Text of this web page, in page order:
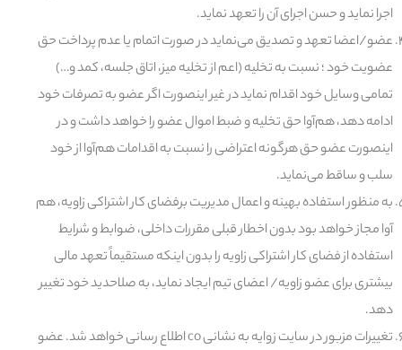
اجرا نماید و حسن اجرای آن را تعهد نماید.
عضو/اعضا تعهد و تصدیق می‌نماید در صورت اتمام یا عدم پرداخت حق
عضویت خود ؛ نسبت به تخلیه (اعم از تخلیه میز، اتاق جلسه، کمد و…)
تمامی وسایل خود اقدام نماید در غیر اینصورت اگر عضو به تصرفات خود
ادامه دهد، هم‌آوا حق تخلیه و ضبط اموال عضو را خواهد داشت و در
اینصورت عضو حق هرگونه اعتراضی را نسبت به اقدامات هم‌آوا از خود
سلب و ساقط می‌نماید.
به منظور استفاده بهینه و اعمال مدیریت برفضای کار اشتراکی زاویه،هم
آوامجاز خواهد بود بدون اخطار قبلی مقررات داخلی،ضوابطو شرایط
استفاده ازفضای کار اشتراکی زاویهرا بدون اینکه مستقیماً تعهد مالی
بیشتری برایعضو زاویه/اعضای تیمایجاد نماید، به صلاحدید خود تغییر
دهد.
تغییرات مزبور در سایت زوایه به نشانی co اطلاع رسانی خواهد شد.
عضو